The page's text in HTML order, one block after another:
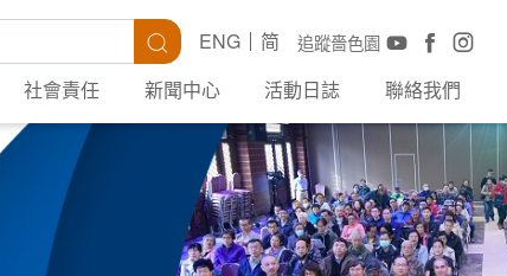
搜尋 追蹤嗇色園
ENG
简
社會責任 新聞中心 活動日誌 聯絡我們